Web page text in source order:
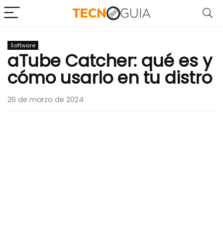
Software
aTube Catcher: qué es y
cómo usarlo en tu distro
26 de marzo de 2024